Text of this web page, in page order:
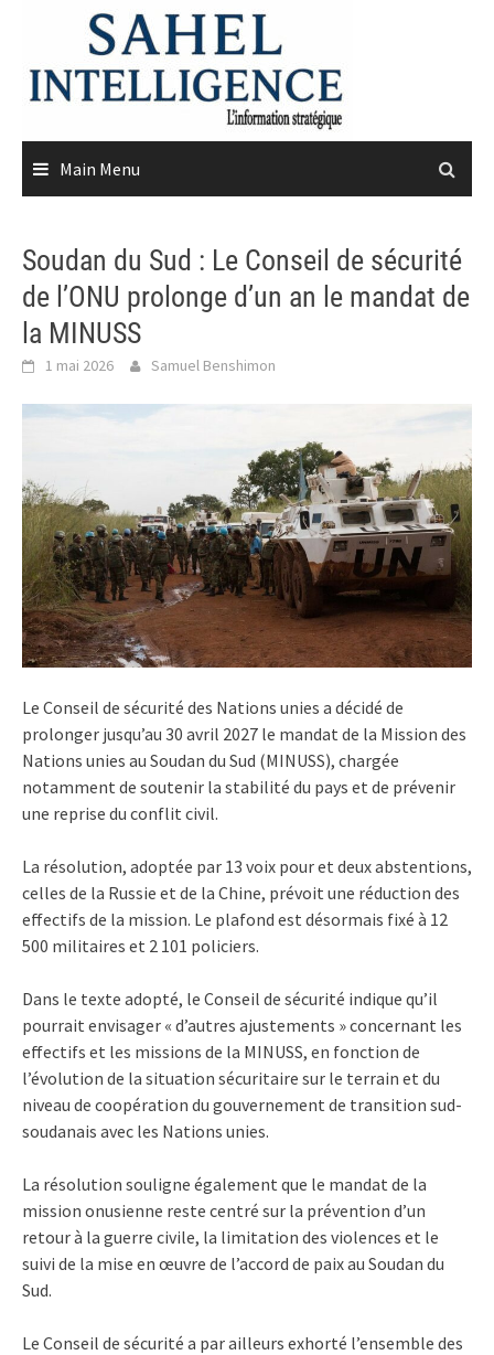
content
Main Menu
Soudan du Sud : Le Conseil de sécurité
de l’ONU prolonge d’un an le mandat de
la MINUSS
1 mai 2026 Samuel Benshimon
Le Conseil de sécurité des Nations unies a décidé de
prolonger jusqu’au 30 avril 2027 le mandat de la Mission des
Nations unies au Soudan du Sud (MINUSS), chargée
notamment de soutenir la stabilité du pays et de prévenir
une reprise du conflit civil.
La résolution, adoptée par 13 voix pour et deux abstentions,
celles de la Russie et de la Chine, prévoit une réduction des
effectifs de la mission. Le plafond est désormais fixé à 12
500 militaires et 2 101 policiers.
Dans le texte adopté, le Conseil de sécurité indique qu’il
pourrait envisager « d’autres ajustements » concernant les
effectifs et les missions de la MINUSS, en fonction de
l’évolution de la situation sécuritaire sur le terrain et du
niveau de coopération du gouvernement de transition sud-
soudanais avec les Nations unies.
La résolution souligne également que le mandat de la
mission onusienne reste centré sur la prévention d’un
retour à la guerre civile, la limitation des violences et le
suivi de la mise en œuvre de l’accord de paix au Soudan du
Sud.
Le Conseil de sécurité a par ailleurs exhorté l’ensemble des